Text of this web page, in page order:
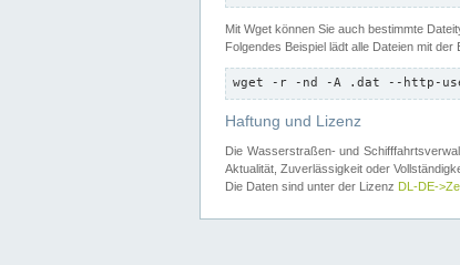
Mit Wget können Sie auch bestimmte
Folgendes Beispiel lädt alle Dateien mit der
wget -r -nd -A .dat --http-
Haftung und Lizenz
Die Wasserstraßen- und
Aktualität, Zuverlässigkeit oder
Die Daten sind unter der Lizenz DL-DE-